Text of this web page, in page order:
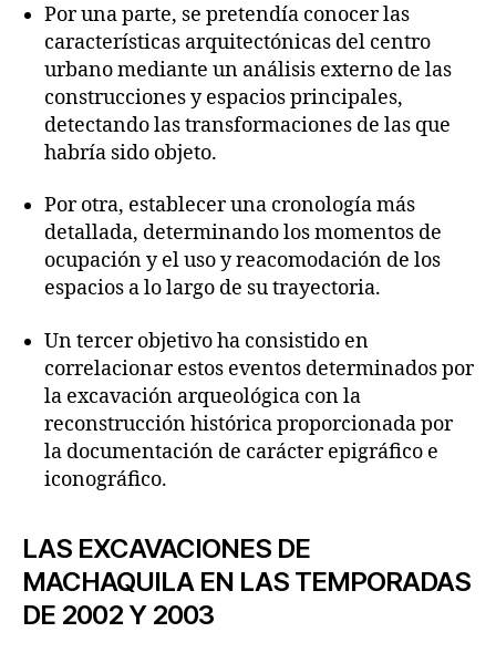
Por una parte, se pretendía conocer las
características arquitectónicas del centro
urbano mediante un análisis externo de las
construcciones y espacios principales,
detectando las transformaciones de las que
habría sido objeto.
Por otra, establecer una cronología más
detallada, determinando los momentos de
ocupación y el uso y reacomodación de los
espacios a lo largo de su trayectoria.
Un tercer objetivo ha consistido en
correlacionar estos eventos determinados por
la excavación arqueológica con la
reconstrucción histórica proporcionada por
la documentación de carácter epigráfico e
iconográfico.
LAS EXCAVACIONES DE
MACHAQUILA EN LAS TEMPORADAS
DE 2002 Y 2003